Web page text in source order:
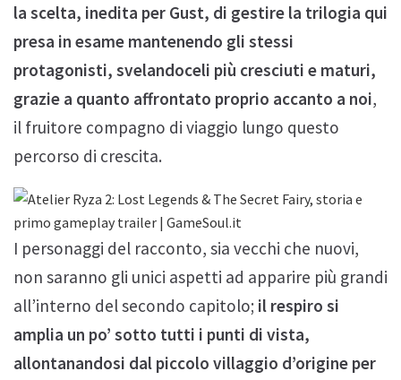
la scelta, inedita per Gust, di gestire la trilogia qui
presa in esame mantenendo gli stessi
protagonisti, svelandoceli più cresciuti e maturi,
grazie a quanto affrontato proprio accanto a noi,
il fruitore compagno di viaggio lungo questo
percorso di crescita.
I personaggi del racconto, sia vecchi che nuovi,
non saranno gli unici aspetti ad apparire più grandi
all’interno del secondo capitolo; il respiro si
amplia un po’ sotto tutti i punti di vista,
allontanandosi dal piccolo villaggio d’origine per